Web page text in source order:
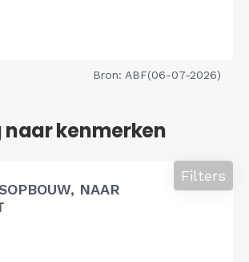
Bron: ABF(06-07-2026)
naar kenmerken
NAAR
Filters